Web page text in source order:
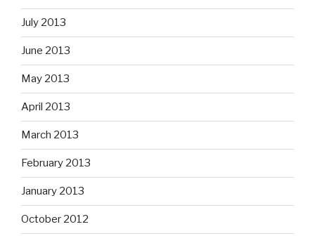
July 2013
June 2013
May 2013
April 2013
March 2013
February 2013
January 2013
October 2012